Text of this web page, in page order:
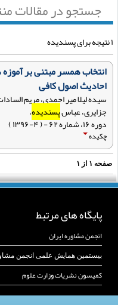
جستجو در مقالات
انتخاب همسر مبتنی بر آموزه
احادیث اصول کافی
سیده لیلا میر احمدی، مریم
جزایری، عباسپسندیده،
دوره ۱۶، شماره ۶۲ - ( ۴-۱۳۹۶ )
چکیده
۱از ۱
پایگاه های مرتبط
انجمن مشاوره ایران
بیستمین همایش علمی انجمن مشاوره
کمیسون نشریات وزارت علوم